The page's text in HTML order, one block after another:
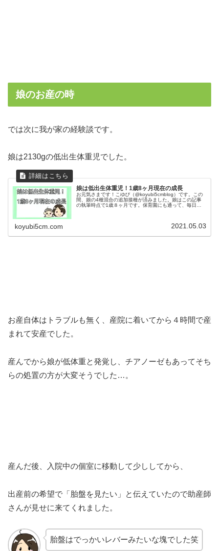
娘のお産の時
では次に我が家の経験談です。
娘は2130gの低出生体重児でした。
娘は低出生体重児！1歳8ヶ月現在の成長
お元気さまです！こゆび（@koyubi5cmblog）です。この
間、娘の4種混合の追加接種が済みました。娘はこの記事
の執筆時点で1歳８ヶ月です。保育園にも通って、毎日元
koyubi5cm.com 2021.05.03
お産自体はトラブルも無く、産院に着いてから４時間で産
まれて安産でした。
産んでから娘が低体重と発覚し、チアノーゼもあってそち
らの処置の方が大変そうでした…。
産んだ後、入院中の個室に移動して少ししてから、
出産前の希望で「胎盤を見たい」と伝えていたので助産師
さんが見せに来てくれました。
胎盤はでっかいレバーみたいな塊でした笑